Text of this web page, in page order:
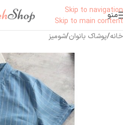
Skip to navigation
Skip to main content
منو
خانه/پوشاک بانوان/شومیز